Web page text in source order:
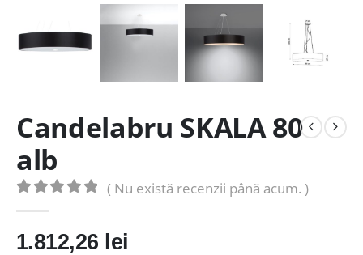
Candelabru SKALA 80
alb
( Nu există recenzii până acum. )
1.812,26 lei